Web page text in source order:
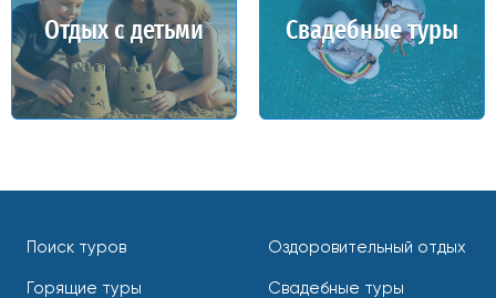
Отдых с детьми Свадебные туры
Поиск туров
Горящие туры
Оздоровительный отдых
Свадебные туры